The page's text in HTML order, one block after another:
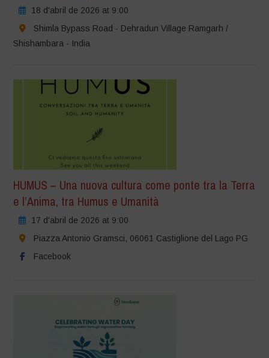
18 d'abril de 2026 at 9:00
Shimla Bypass Road - Dehradun Village Ramgarh /
Shishambara - India
HUMUS – Una nuova cultura come ponte tra la Terra
e l’Anima, tra Humus e Umanità
17 d'abril de 2026 at 9:00
Piazza Antonio Gramsci, 06061 Castiglione del Lago PG
Facebook